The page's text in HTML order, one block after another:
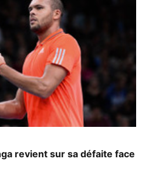
revient sur sa défaite face